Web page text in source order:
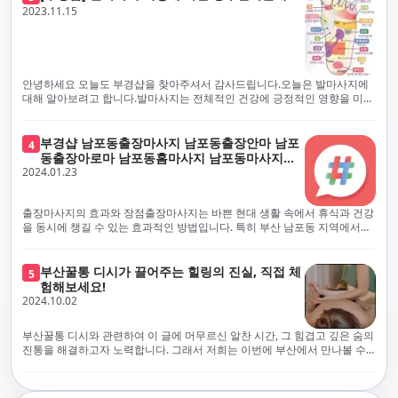
체보다는 부경샵과 같이 안전과 고객 편의를 최우선으로 생각하는 업체를
선택하는 것이 중요합니다.부산에서 러시아 홈케어를 전문으로 하는 부경샵
은, 항상 후불제로 운영하면서 청결과 안전을 가장 중요하게 여깁니다. 부산
에서 진정으로 즐거운 부산 러시아 홈케어 경험을 해보시길 바랍니다. 그렇
죠, 부경샵은 선입금을 요구하지 않아요. 부산 러시아 홈케어를 선택하기 전
에, 주의해야 할 사항들을 반드시 확인해 보세요. 선입금 관련 사기에는 항상
조심해야 합니다. 070으로 시작하는 인터넷 전화나 텔레그램 같은 메시지
앱에만 의존하는 업체는 특히 더 조심해 주세요. 이런 경우, 선입금을 하지
부경샵은 부산 출장 후불제 서비스를 모범적으로 운영하고 있으며, 명성을
악용하는 사기 업체로부터 발생할 수 있는 모든 부정행위와 간접적인 피해
를 방지하기 위해 노력하고 있어요. 만약 부경샵 을 사칭하며 선불 결제를 요
구하는 마사지 서비스를 발견하신다면, 그런 곳은 피하시고 저희에게 알려
주세요.부경샵에서는 모든 서비스가 관리사가 도착한 후에 결제하는 걸 기
본으로 해요. 부경샵은 부산에서 부산 러시아 홈케어를 전문으로 하며,
100% 후불제를 거래의 기본으로 삼고 있어요. 왜 부경샵이 특별한지 궁금하
시죠? 여기서만 느낄 수 있는 특별한 경험을 소개합니다! 부경샵과 함께라면
험을 제공해요. 준비하신 모든 것에 놀랄 준비를 하세요. 부경샵은 오랜 시간
동안 지역에서 최고의 출장업체가 되겠다는 하나의 신념으로 노력해 왔어
요.부경샵의 전통적인 서비스로, 단 한 순간도 낭비하지 않고 쌓인 피로를 풀
어드릴 거예요. 비가 오든 눈이 오든, 어디에 계시든 부경샵이 찾아가 도와드
릴게요. 부경샵의 서비스는 부산의 모든 곳, 집이든 모텔이든 호텔이든 오피
스텔이든 아파트든, 여러분을 위해 준비되어 있어요.부경샵 지역에서 가장
멀리까지 다니며, 편리함을 최우선으로 생각해요. 빠르고 효율적인 운영 시
게 조절되어, 진정한 에너지 회복을 경험하실 수 있어요.부경샵은 부산에서
전문적으로 훈련된 관리사를 다수 보유하고 있음을 자랑스럽게 여깁니다.
현대 사회의 불확실성 속에서, 부경샵은 안전을 최우선으로 여기며, 이를 위
해 100% 후불제 시행은 물론, 코로나19 상황에서도 관리사들의 건강 진단
업체에 대해서는 경계하는 것이 중요합니다. 부경샵의 접근 방식과 정책은
인천에서의 안전하고 신뢰할 수 있는 고품질 마사지 경험을 집앞에서 제공
하기 위해 고안되었습니다. 부경샵은 부산 일본인 홈케어 서비스를 전문으
로 하며, 항상 고객님의 편의와 안전을 최우선으로 고려하여 후불제 시스템
거운 마사지 경험을 보장합니다. 부경샵의 서비스는 선입금 없이 이용 가능
한 부산 일본인 홈케어로, 선입금 요구 없이 서비스를 제공함으로써 고객님
의 신뢰를 최우선으로 합니다. 이용 전 주의사항을 꼼꼼히 확인하시고, 선입
금 사기로부터 자신을 보호하는 것이 중요합니다. 부산 일본인 홈케어 서비
스를 찾으실 때는 070으로 시작하는 인터넷 전화번호나 텔레그램과 같은 메
시징 플랫폼만을 이용하는 업체에 주의해야 합니다. 이러한 서비스는 선지
급 없이 이용할 수 있어야 하며, 부경샵은 이러한 걱정 없이 안전하고 신뢰할
수 있는 서비스를 제공합니다. 부경샵은 부산 일본인 홈케어 후불제의 모범
적인 피해가 발생하지 않도록 지속적으로 노력하고 있습니다. 부경샵을 사
칭하여 선불 결제를 요구하는 마사지 서비스에 대해서는 각별한 주의가 필
요합니다. '부경샵'은 관리사의 도착 이후에 결제가 이루어지는 후불제를
기본 원칙으로 하는 부산 일본인 홈케어 전문 업체입니다. 이 운영 방식은 고
객님의 신뢰를 최우선으로 여기며, 모든 코스에서 100% 후불제를 시행하고
있습니다. 왜 부경샵이 부산에서 특별한지, 그 이유를 알려드리겠습니다.
여기서는 단순한 부산 일본인 홈케어 서비스를 넘어서, 비교 불가한 경험을
러분을 기다리고 있으니, 준비되셨나요? 부경샵은 오랜 시간 동안 지역 최
2023.11.15
안녕하세요 오늘도 부경샵을 찾아주셔서 감사드립니다.오늘은 발마사지에
대해 알아보려고 합니다.발마사지는 전체적인 건강에 긍정적인 영향을 미칠
명하겠습니다.근육 이완과 피로 완화: 발마사지는 발 아치, 발가락, 발등 등
에 위치한 다양한 근육을 이완시키는 효과가 있습니다. 일상적인 활동이나
장시간의 서있는 자세로 인해 긴장된 발 근육을 느슨하게 만들어주어 편안
함을 제공합니다. 이는 근육의 유연성을 향상시키고 근육의 혈액순환을 촉
진하는 데 도움이 됩니다.혈액순환 개선: 발마사지는 혈액순환을 촉진하는
데 기여합니다. 마사지로 근육과 혈관이 이완되면 혈액이 더 원활하게 흐르
게 되어 세포와 조직에 산소와 영양소가 빠르게 공급됩니다. 이는 세포의 기
장된 근육과 신경을 완화시켜 스트레스를 감소시킵니다. 발에는 다양한 신
경과 결절이 모여있어, 발마사지를 통해 이를 자극함으로써 정신적인 편안
함을 제공하는데 도움이 됩니다. 이는 스트레스 호르몬의 감소와 함께 심신
의 안정을 촉진합니다.면역 시스템 강화: 정기적인 발마사지는 면역 시스템
의 활동을 촉진하여 감염 및 질병에 대한 저항력을 향상시킬 수 있습니다. 마
사지는 림프순환을 촉진하고 세포 배출물을 제거함으로써 면역 시스템을 지
원합니다.숙면 유도: 발마사지는 긴장된 근육과 신경을 완화시켜 수면에 도
4 부경샵 남포동출장마사지 남포동출장안마 남포
동출장아로마 남포동홈마사지 남포동마사지출
장
2024.01.23
출장마사지의 효과와 장점출장마사지는 바쁜 현대 생활 속에서 휴식과 건강
을 동시에 챙길 수 있는 효과적인 방법입니다. 특히 부산 남포동 지역에서
와 신체적, 정신적 피로를 효과적으로 완화합니다. 전문 마사지사의 숙련된
손길은 긴장된 근육을 이완시키고, 스트레스 호르몬 수치를 감소시켜 마음
의 안정을 가져다 줍니다. 이는 일상의 업무 효율성을 높이고, 전반적인 삶의
질을 향상시키는 데 기여합니다.근육 이완과 유연성 향상:꾸준한 출장마사
지는 근육의 긴장과 경직을 해소하고 유연성을 향상시킵니다. 이는 운동 성
능을 개선하고, 근골격계 문제 및 부상 예방에 도움이 됩니다. 또한, 규칙적
인 마사지는 자세 개선에도 긍정적인 영향을 미칩니다.혈액 순환 촉진과 신
촉진합니다. 이는 신진대사를 활성화하고, 독소 배출을 돕습니다. 결과적으
5 부산꿀통 디시가 끌어주는 힐링의 진실, 직접 체
험해보세요!
2024.10.02
부산꿀통 디시와 관련하여 이 글에 머무르신 알찬 시간, 그 힘겹고 깊은 숨의
진통을 해결하고자 노력합니다. 그래서 저희는 이번에 부산에서 만나볼 수
그 해결책을 찾는 것이 어려운 상황을 맞이하는 경우가 많습니다. 부산꿀통